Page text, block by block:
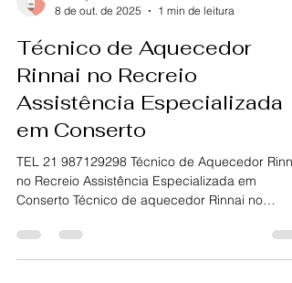
koz aquecedores
8 de out. de 2025
1 min de leitura
Técnico de Aquecedor
Assistência Especializada
em Conserto
TEL 21 987129298 Técnico de Aquecedor